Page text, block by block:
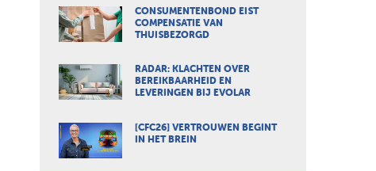
CONSUMENTENBOND EIST
COMPENSATIE VAN
THUISBEZORGD
RADAR: KLACHTEN OVER
BEREIKBAARHEID EN
LEVERINGEN BIJ EVOLAR
[CFC26] VERTROUWEN BEGINT
IN HET BREIN